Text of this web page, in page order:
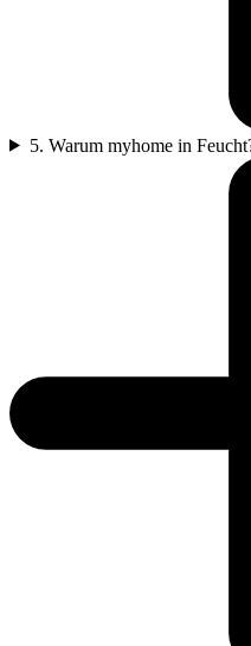
5. Warum myhome in